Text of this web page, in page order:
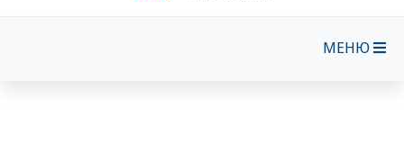
МЕНЮ